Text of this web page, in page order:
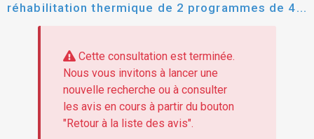
réhabilitation thermique de 2 programmes de 44
et 35 logements situés à scionzier - en site
Cette consultation est terminée.
Nous vous invitons à lancer une
nouvelle recherche ou à consulter
les avis en cours à partir du bouton
"Retour à la liste des avis".